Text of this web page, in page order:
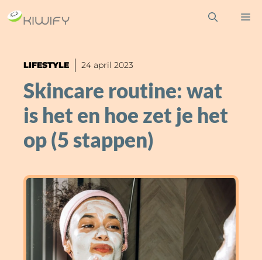
Ga
naar
inhoudLIFESTYLE 24 april 2023
Skincare routine: wat
is het en hoe zet je het
op (5 stappen)